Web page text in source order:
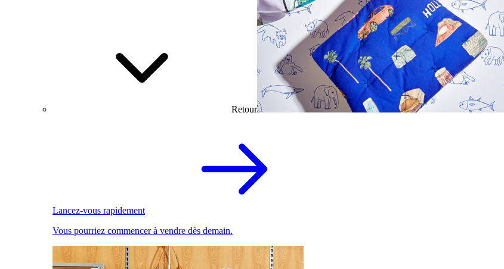
Retour
Lancez-vous rapidement
Vous pourriez commencer à vendre dès demain.